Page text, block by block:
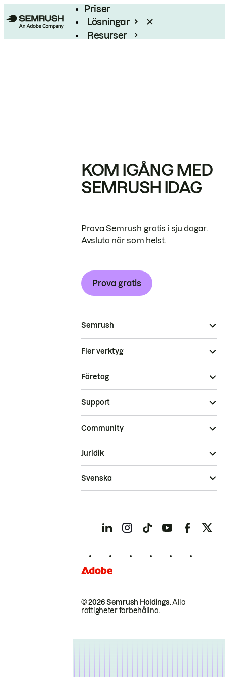
Priser
Lösningar
Resurser
KOM IGÅNG MED
SEMRUSH IDAG
Prova Semrush gratis i sju dagar.
Avsluta när som helst.
Prova gratis
Semrush
Fler verktyg
Företag
Support
Community
© 2026 Semrush Holdings.Alla
rättigheter förbehållna.
Juridik
Svenska